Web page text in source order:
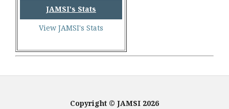
JAMSI's Stats
View JAMSI's Stats
Copyright © JAMSI 2026